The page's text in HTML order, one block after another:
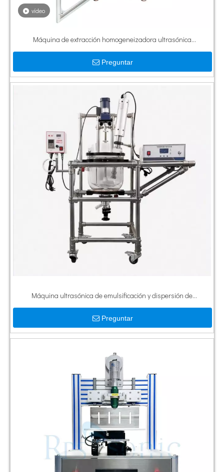
vídeo
Máquina de extracción homogeneizadora ultrasónica
personalizada de 6000W para plantas con caja insonorizada
Preguntar
Máquina ultrasónica de emulsificación y dispersión de
Sonochemistry de alta amplitud
Preguntar